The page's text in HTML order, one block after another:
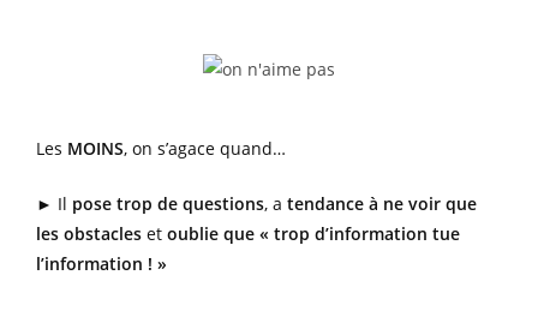
Les MOINS, on s’agace quand…
► Il pose trop de questions, a tendance à ne voir que
les obstacles et oublie que « trop d’information tue
l’information ! »